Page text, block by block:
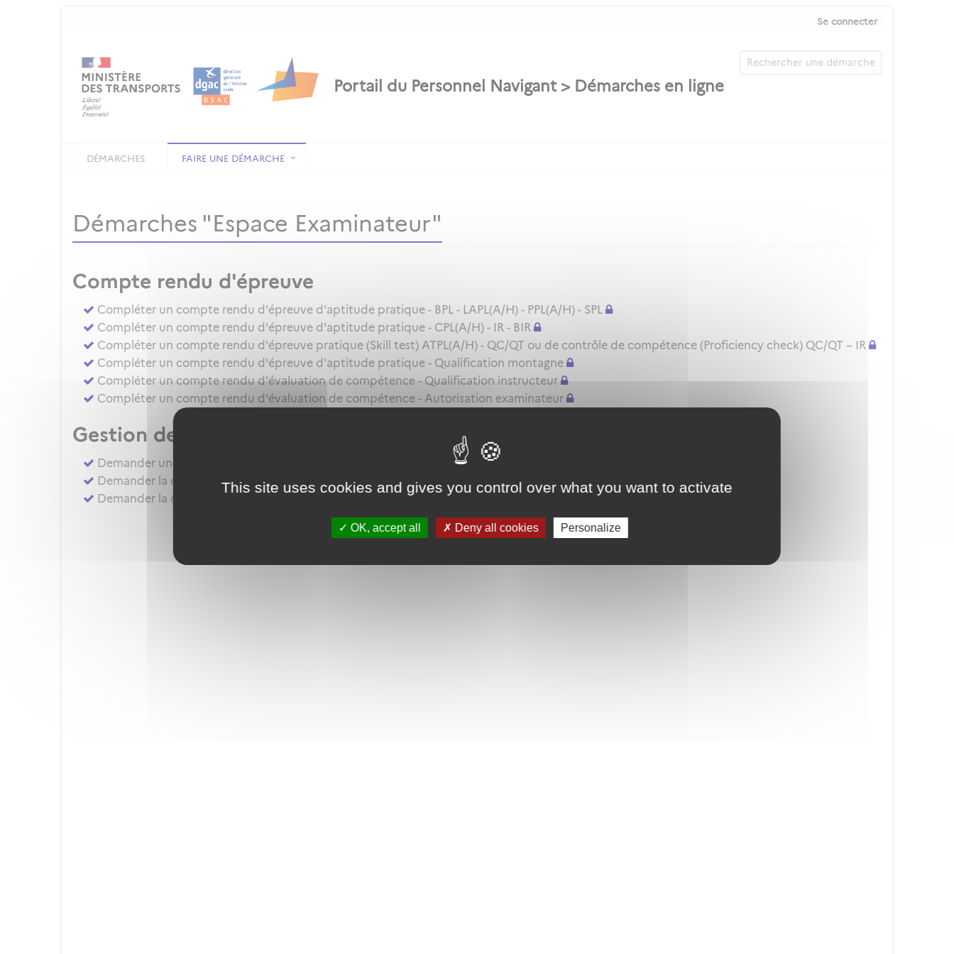
This site uses cookies and gives you control over what you want to activate
OK, accept all Deny all cookies Personalize
Se connecter
DÉMARCHES FAIRE UNE DÉMARCHE
Démarches "Espace Examinateur"
Compte rendu d'épreuve
Compléter un compte rendu d'épreuve d'aptitude pratique - BPL - LAPL(A/H) - PPL(A/H) - SPL
Compléter un compte rendu d'épreuve d'aptitude pratique - CPL(A/H) - IR - BIR
Compléter un compte rendu d'épreuve pratique (Skill test) ATPL(A/H) - QC/QT ou de contrôle de compétence (Proficiency check) QC/QT – IR
Compléter un compte rendu d'épreuve d'aptitude pratique - Qualification montagne
Compléter un compte rendu d'évaluation de compétence - Qualification instructeur
Compléter un compte rendu d'évaluation de compétence - Autorisation examinateur
Gestion des autorisations d'examinateur
Demander une évaluation de compétence TRE(A) MP ou SFE(A) MP
Demander la délivrance, la prorogation, le renouvellement ou l'extension de privilèges d'une autorisation d'examinateur
Demander la délivrance, la prorogation ou le renouvellement d'une autorisation d'examinateur senior